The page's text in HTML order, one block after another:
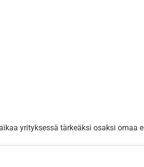
yrityksessä tärkeäksi osaksi omaa